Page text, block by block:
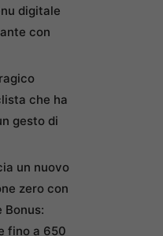
digitale
con
che ha
gesto di
un nuovo
zero con
Bonus:
fino a 650